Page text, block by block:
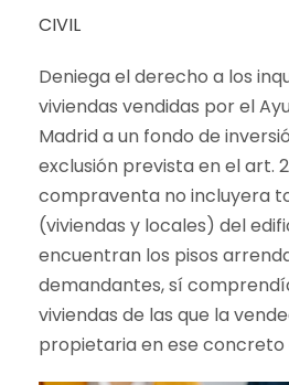
CIVIL
Deniega el derecho a los
viviendas vendidas por el
Madrid a un fondo de
exclusión prevista en el art.
compraventa no incluyera
(viviendas y locales) del
encuentran los pisos
demandantes, sí
viviendas de las que la
propietaria en ese concreto